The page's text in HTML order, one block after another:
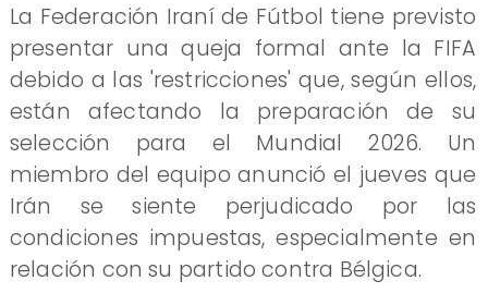
La Federación Iraní de Fútbol tiene previsto
presentar una queja formal ante la FIFA
debido a las 'restricciones' que, según ellos,
están afectando la preparación de su
selección para el Mundial 2026. Un
miembro del equipo anunció el jueves que
Irán se siente perjudicado por las
condiciones impuestas, especialmente en
relación con su partido contra Bélgica.